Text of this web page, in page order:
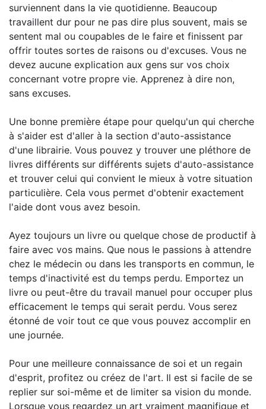
surviennent dans la vie quotidienne. Beaucoup
travaillent dur pour ne pas dire plus souvent, mais se
sentent mal ou coupables de le faire et finissent par
offrir toutes sortes de raisons ou d'excuses. Vous ne
devez aucune explication aux gens sur vos choix
concernant votre propre vie. Apprenez à dire non,
sans excuses.
Une bonne première étape pour quelqu'un qui cherche
à s'aider est d'aller à la section d'auto-assistance
d'une librairie. Vous pouvez y trouver une pléthore de
livres différents sur différents sujets d'auto-assistance
et trouver celui qui convient le mieux à votre situation
particulière. Cela vous permet d'obtenir exactement
l'aide dont vous avez besoin.
Ayez toujours un livre ou quelque chose de productif à
faire avec vos mains. Que nous le passions à attendre
chez le médecin ou dans les transports en commun, le
temps d'inactivité est du temps perdu. Emportez un
livre ou peut-être du travail manuel pour occuper plus
efficacement le temps qui serait perdu. Vous serez
étonné de voir tout ce que vous pouvez accomplir en
une journée.
Pour une meilleure connaissance de soi et un regain
d'esprit, profitez ou créez de l'art. Il est si facile de se
replier sur soi-même et de limiter sa vision du monde.
Lorsque vous regardez un art vraiment magnifique et